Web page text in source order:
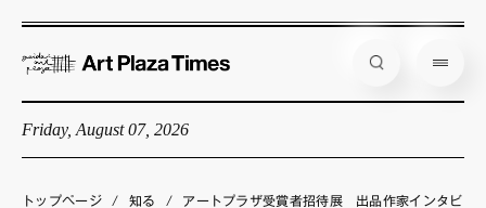
Friday, August 07, 2026
企画展情報
トップページ / 知る /
アートプラザ受賞者招待展 出品作家インタビ